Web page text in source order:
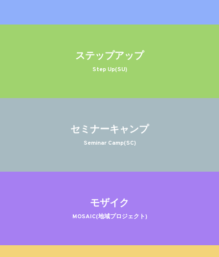
ステップアップ
Step Up(SU)
セミナーキャンプ
Seminar Camp(SC)
モザイク
MOSAIC(地域プロジェクト)